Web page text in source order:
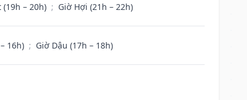
(19h – 20h) ; Giờ Hợi (21h – 22h)
16h) ; Giờ Dậu (17h – 18h)